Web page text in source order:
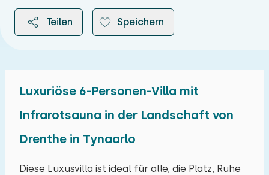
Teilen Speichern
Luxuriöse 6-Personen-Villa mit
Infrarotsauna in der Landschaft von
Drenthe in Tynaarlo
Diese Luxusvilla ist ideal für alle, die Platz, Ruhe
August 2026
Mo Di Mi Do Fr Sa So